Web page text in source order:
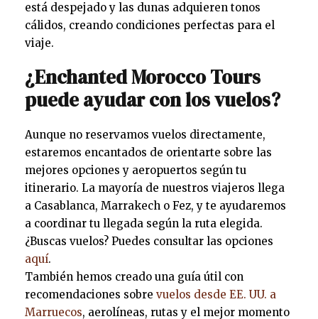
está despejado y las dunas adquieren tonos
cálidos, creando condiciones perfectas para el
viaje.
¿Enchanted Morocco Tours
puede ayudar con los vuelos?
Aunque no reservamos vuelos directamente,
estaremos encantados de orientarte sobre las
mejores opciones y aeropuertos según tu
itinerario. La mayoría de nuestros viajeros llega
a Casablanca, Marrakech o Fez, y te ayudaremos
a coordinar tu llegada según la ruta elegida.
¿Buscas vuelos? Puedes consultar las opciones
aquí.
También hemos creado una guía útil con
recomendaciones sobre vuelos desde EE. UU. a
Marruecos, aerolíneas, rutas y el mejor momento